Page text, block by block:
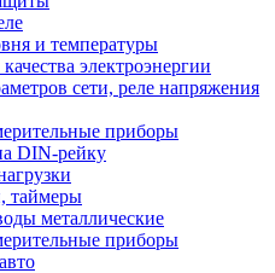
и температуры
электроэнергии
сети, реле напряжения
приборы
DIN-рейку
таймеры
металлические
приборы